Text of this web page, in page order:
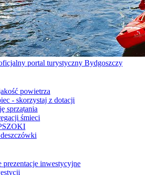
portal turystyczny Bydgoszczy
powietrza
- skorzystaj z dotacji
sprzątania
śmieci
prezentacje inwestycyjne